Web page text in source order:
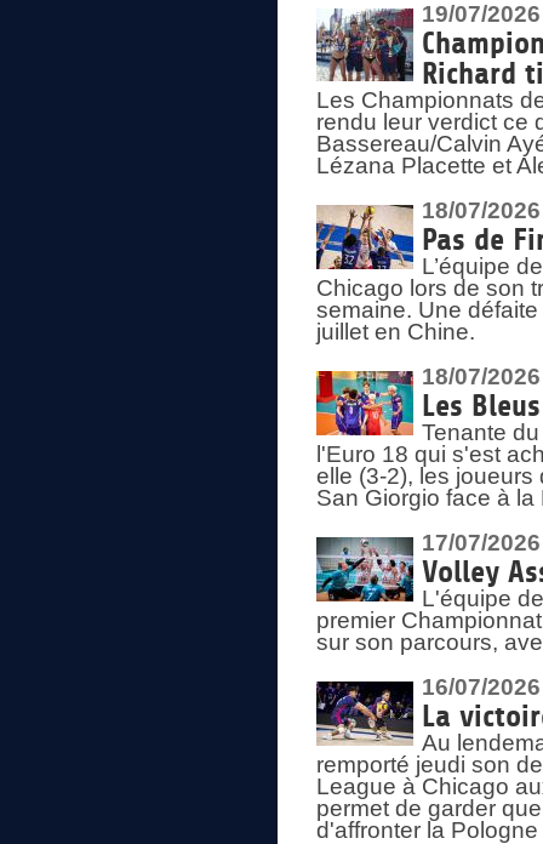
19/07/2026
Richard
Les Championnats
rendu leur verdict ce
Bassereau/Calvin
Lézana Placette et
18/07/2026
Pas de
L’équipe
Chicago lors de son
semaine. Une
juillet en Chine.
18/07/2026
Les
Tenante
l'Euro 18 qui s'est
elle (3-2), les
San Giorgio face à la
17/07/2026
Volley
L'équipe
premier
sur son parcours,
16/07/2026
La
Au
remporté jeudi son
League à Chicago
permet de garder
d'affronter la